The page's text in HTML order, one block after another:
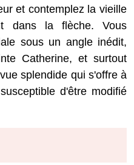
et contemplez la vieille
dans la flèche. Vous
sous un angle inédit,
Catherine, et surtout
splendide qui s'offre à
d'être modifié